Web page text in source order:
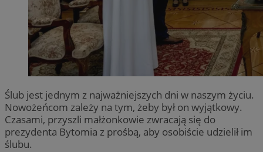
Ślub jest jednym z najważniejszych dni w naszym życiu.
Nowożeńcom zależy na tym, żeby był on wyjątkowy.
Czasami, przyszli małżonkowie zwracają się do
prezydenta Bytomia z prośbą, aby osobiście udzielił im
ślubu.